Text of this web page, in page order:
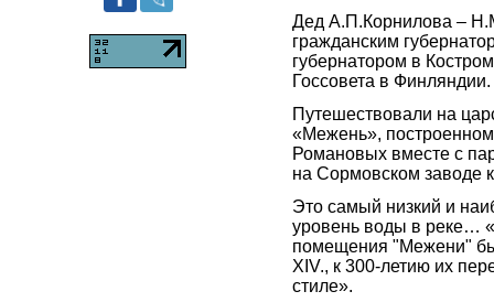
Дед А.П.Корнилова –
гражданским
губернатором в
Госсовета в Финляндии.
Путешествовали на
«Межень»,
Романовых вместе с
на Сормовском заводе
Это самый низкий и
уровень воды в реке…
помещения "Межени"
XIV., к 300-летию их
стиле».